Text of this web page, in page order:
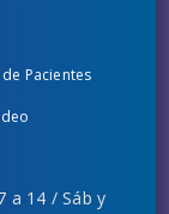
Pacientes
a 14 / Sáb y